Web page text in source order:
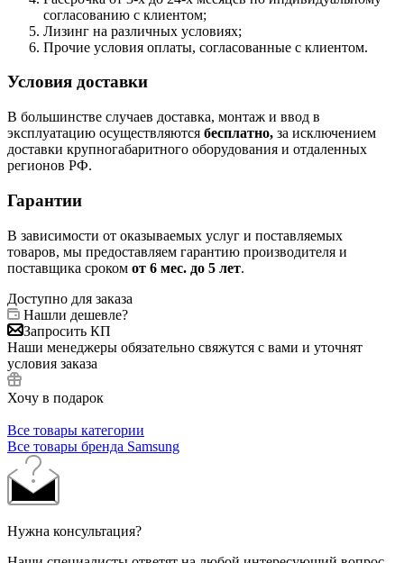
согласованию с клиентом;
Лизинг на различных условиях;
Прочие условия оплаты, согласованные с клиентом.
Условия доставки
В большинстве случаев доставка, монтаж и ввод в
эксплуатацию осуществляются бесплатно, за исключением
доставки крупногабаритного оборудования и отдаленных
регионов РФ.
Гарантии
В зависимости от оказываемых услуг и поставляемых
товаров, мы предоставляем гарантию производителя и
поставщика сроком от 6 мес. до 5 лет.
Доступно для заказа
Нашли дешевле?
Запросить КП
Наши менеджеры обязательно свяжутся с вами и уточнят
условия заказа
Хочу в подарок
Все товары категории
Все товары бренда Samsung
Нужна консультация?